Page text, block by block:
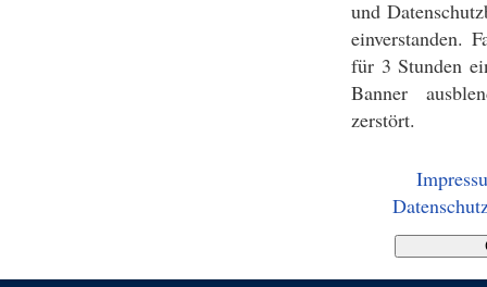
und
einverstanden.
für 3 Stunden
Banner
zerstört.